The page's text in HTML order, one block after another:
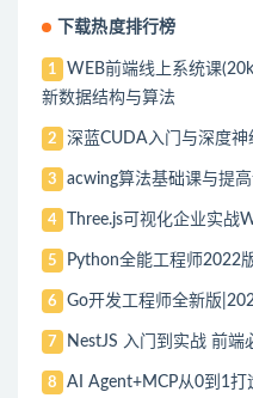
下载热度排行榜
1
WEB前端线上系统课
新数据结构与算法
2 深蓝CUDA入门与深度神
3 acwing算法基础课与提
4 Three.js可视化企业实战
5 Python全能工程师2022
6 Go开发工程师全新版
7 NestJS 入门到实战 前
8
AI Agent+MCP从0到1